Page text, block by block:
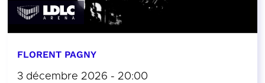
FLORENT PAGNY
3 décembre 2026 - 20:00